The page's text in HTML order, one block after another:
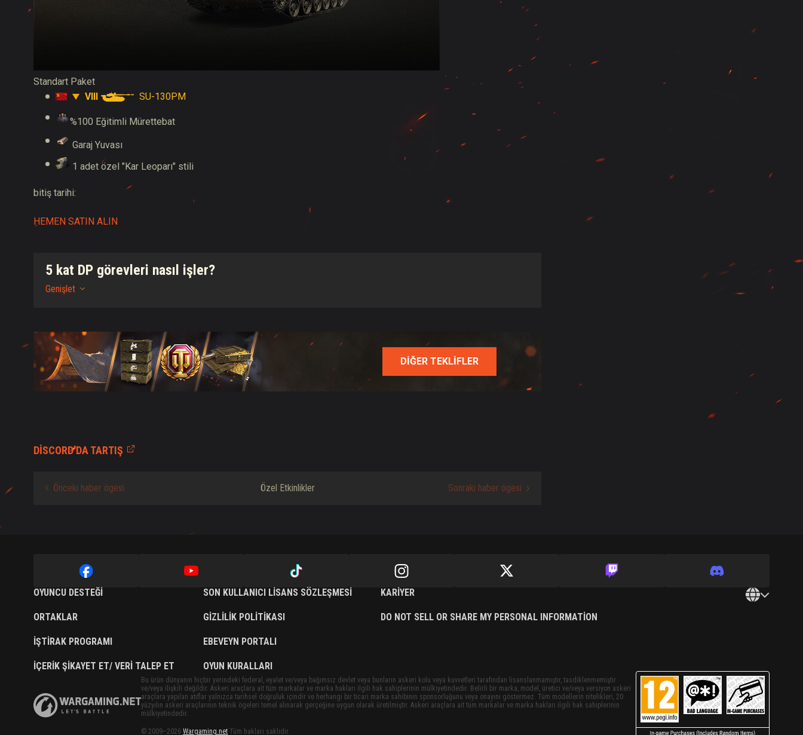
Standart Paket
VIII
SU-130PM
%100 Eğitimli Mürettebat
Garaj Yuvası
1 adet özel "Kar Leoparı" stili
bitiş tarihi:
HEMEN SATIN ALIN
5 kat DP görevleri nasıl işler?
Genişlet
DİĞER TEKLİFLER
DISCORD'DA TARTIŞ
Önceki haber ögesi Özel Etkinlikler Sonraki haber ögesi
OYUNCU DESTEĞI
ORTAKLAR
İŞTIRAK PROGRAMI
İÇERIK ŞIKAYET ET/ VERI TALEP ET
SON KULLANICI LISANS SÖZLEŞMESI
GIZLILIK POLITIKASI
EBEVEYN PORTALI
OYUN KURALLARI
KARIYER
DO NOT SELL OR SHARE MY PERSONAL INFORMATION
Bu ürün dünyanın hiçbir yerindeki federal, eyalet ve/veya bağımsız devlet veya bunların askeri kolu veya kuvvetleri tarafından lisanslanmamıştır, tasdiklenmemiştir
ve/veya ilişkili değildir. Askeri araçlara ait tüm markalar ve marka hakları ilgili hak sahiplerinin mülkiyetindedir. Belirli bir marka, model, üretici ve/veya versiyon askeri
araçlara yapılan atıflar yalnızca tarihsel doğruluk içindir ve herhangi bir ticari marka sahibinin sponsorluğunu veya onayını göstermez. Tüm modellerin nitelikleri, 20.
yüzyılın askeri araçlarının teknik ögeleri temel alınarak gerçeğine uygun olarak üretilmiştir. Askeri araçlara ait tüm markalar ve marka hakları ilgili hak sahiplerinin
mülkiyetindedir.
© 2009–2026 Wargaming.net Tüm hakları saklıdır.